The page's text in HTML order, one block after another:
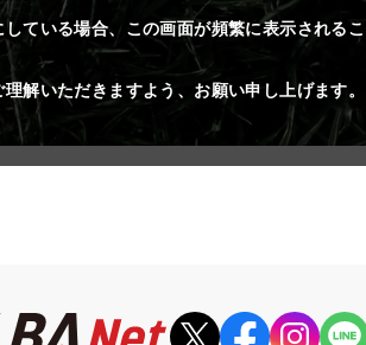
ている場合、この画面が頻繁に表示されるこ
解いただきますよう、お願い申し上げます。